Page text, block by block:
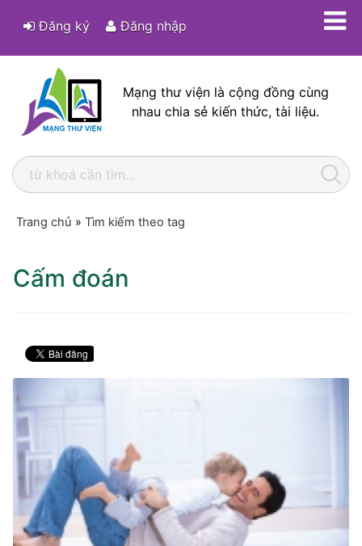
Đăng ký Đăng nhập
Mạng thư viện là cộng đồng cùng
nhau chia sẻ kiến thức, tài liệu.
Trang chủ » Tìm kiếm theo tag
Cấm đoán